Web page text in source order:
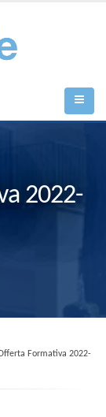
2022-
Formativa 2022-